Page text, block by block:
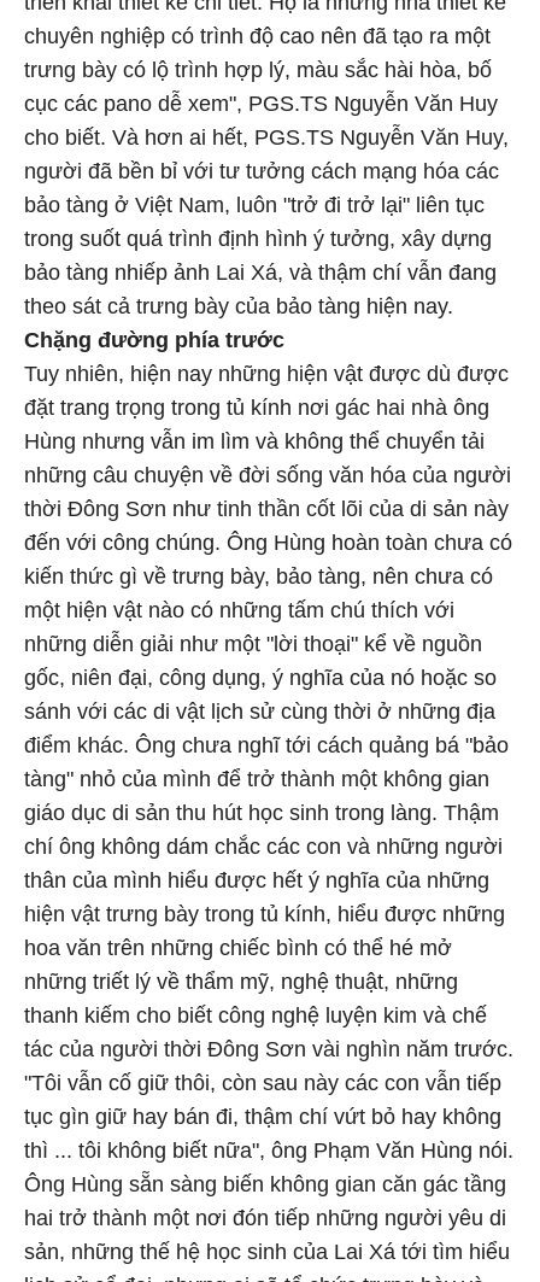
chuyên nghiệp có trình độ cao nên đã tạo ra một
trưng bày có lộ trình hợp lý, màu sắc hài hòa, bố
cục các pano dễ xem", PGS.TS Nguyễn Văn Huy
cho biết. Và hơn ai hết, PGS.TS Nguyễn Văn Huy,
người đã bền bỉ với tư tưởng cách mạng hóa các
bảo tàng ở Việt Nam, luôn "trở đi trở lại" liên tục
trong suốt quá trình định hình ý tưởng, xây dựng
bảo tàng nhiếp ảnh Lai Xá, và thậm chí vẫn đang
theo sát cả trưng bày của bảo tàng hiện nay.
Chặng đường phía trước
Tuy nhiên, hiện nay những hiện vật được dù được
đặt trang trọng trong tủ kính nơi gác hai nhà ông
Hùng nhưng vẫn im lìm và không thể chuyển tải
những câu chuyện về đời sống văn hóa của người
thời Đông Sơn như tinh thần cốt lõi của di sản này
đến với công chúng. Ông Hùng hoàn toàn chưa có
kiến thức gì về trưng bày, bảo tàng, nên chưa có
một hiện vật nào có những tấm chú thích với
những diễn giải như một "lời thoại" kể về nguồn
gốc, niên đại, công dụng, ý nghĩa của nó hoặc so
sánh với các di vật lịch sử cùng thời ở những địa
điểm khác. Ông chưa nghĩ tới cách quảng bá "bảo
tàng" nhỏ của mình để trở thành một không gian
giáo dục di sản thu hút học sinh trong làng. Thậm
chí ông không dám chắc các con và những người
thân của mình hiểu được hết ý nghĩa của những
hiện vật trưng bày trong tủ kính, hiểu được những
hoa văn trên những chiếc bình có thể hé mở
những triết lý về thẩm mỹ, nghệ thuật, những
thanh kiếm cho biết công nghệ luyện kim và chế
tác của người thời Đông Sơn vài nghìn năm trước.
"Tôi vẫn cố giữ thôi, còn sau này các con vẫn tiếp
tục gìn giữ hay bán đi, thậm chí vứt bỏ hay không
thì ... tôi không biết nữa", ông Phạm Văn Hùng nói.
Ông Hùng sẵn sàng biến không gian căn gác tầng
hai trở thành một nơi đón tiếp những người yêu di
sản, những thế hệ học sinh của Lai Xá tới tìm hiểu